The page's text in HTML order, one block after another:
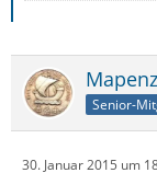
Senior-
30. Januar 2015 um